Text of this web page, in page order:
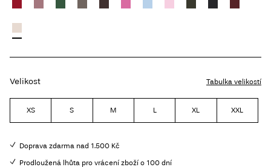
Velikost Tabulka velikostí
XS S M L XL XXL
Doprava zdarma nad 1.500 Kč
Prodloužená lhůta pro vrácení zboží o 100 dní